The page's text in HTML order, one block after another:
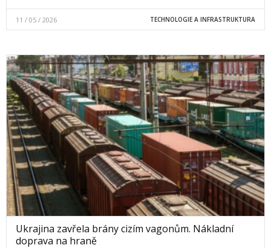
11 / 05 / 2026 TECHNOLOGIE A INFRASTRUKTURA
Ukrajina zavřela brány cizím vagonům. Nákladní
doprava na hraně